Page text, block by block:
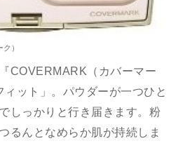
）
COVERMARK（カバーマー
ィット」。パウダーが一つひと
しっかりと行き届きます。粉
るんとなめらか肌が持続しま